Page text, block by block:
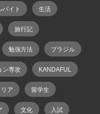
バイト 生活
旅行記
勉強方法 ブラジル
ン専攻 KANDAFUL
ア 留学生
文化 入試